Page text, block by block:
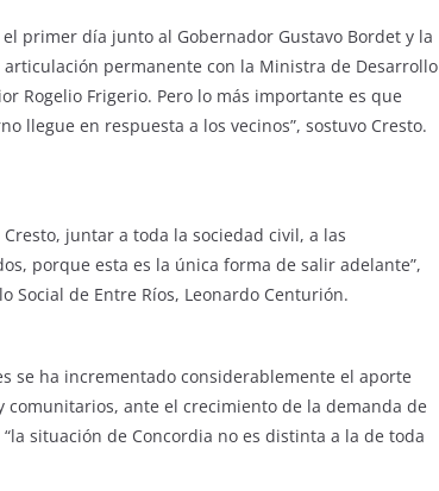
primer día junto al Gobernador Gustavo Bordet y la
permanente con la Ministra de Desarrollo
Rogelio Frigerio. Pero lo más importante es que
llegue en respuesta a los vecinos”, sostuvo Cresto.
juntar a toda la sociedad civil, a las
porque esta es la única forma de salir adelante”,
Social de Entre Ríos, Leonardo Centurión.
se ha incrementado considerablemente el aporte
comunitarios, ante el crecimiento de la demanda de
situación de Concordia no es distinta a la de toda